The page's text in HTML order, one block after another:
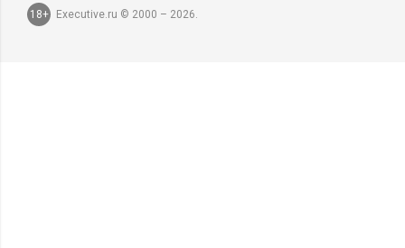
18+
Executive.ru © 2000 – 2026.